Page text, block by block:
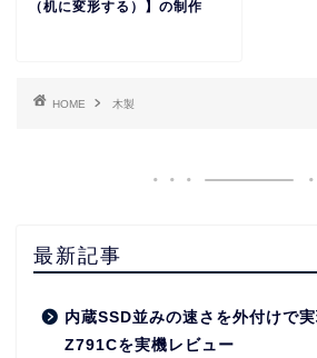
（机に変形する）】の制作
HOME 木製
最新記事
内蔵SSD並みの速さを外付けで
Z791Cを実機レビュー